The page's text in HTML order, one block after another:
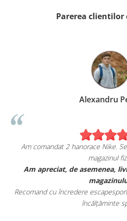
Parerea clientilor
Alexandru
Am comandat 2 hanorace Nike.
magazinul
Am apreciat, de asemenea,
Recomand cu încredere
încălțăminte